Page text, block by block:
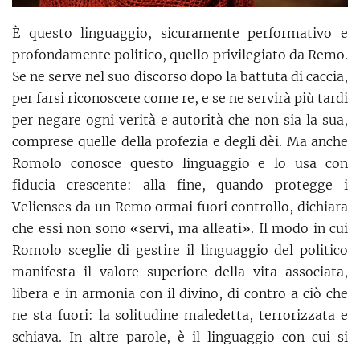
È questo linguaggio, sicuramente performativo e
profondamente politico, quello privilegiato da Remo.
Se ne serve nel suo discorso dopo la battuta di caccia,
per farsi riconoscere come re, e se ne servirà più tardi
per negare ogni verità e autorità che non sia la sua,
comprese quelle della profezia e degli dèi. Ma anche
Romolo conosce questo linguaggio e lo usa con
fiducia crescente: alla fine, quando protegge i
Velienses da un Remo ormai fuori controllo, dichiara
che essi non sono «servi, ma alleati». Il modo in cui
Romolo sceglie di gestire il linguaggio del politico
manifesta il valore superiore della vita associata,
libera e in armonia con il divino, di contro a ciò che
ne sta fuori: la solitudine maledetta, terrorizzata e
schiava. In altre parole, è il linguaggio con cui si